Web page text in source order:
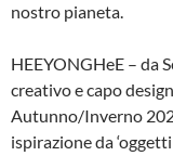
nostro pianeta.
HEEYONGHeE – da
creativo e capo
Autunno/Inverno
ispirazione da ‘oggetti